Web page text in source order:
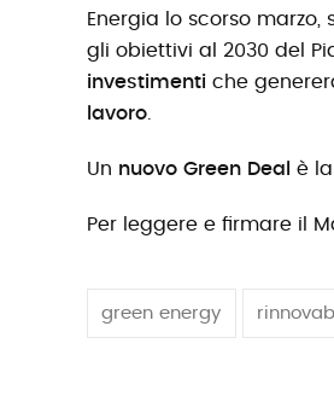
Energia lo scorso
gli obiettivi al 2030 del
investimenti che
lavoro
Un nuovo Green Deal è
Per leggere e firmare il
green energy